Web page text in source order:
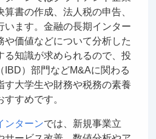
書の作成、法人税の申告、
います。金融の長期インター
や価値などについて分析した
る知識が求められるので、投
IBD）部門などM&Aに関わる
す大学生や財務や税務の素養
すめです。
ンターンでは、新規事業立